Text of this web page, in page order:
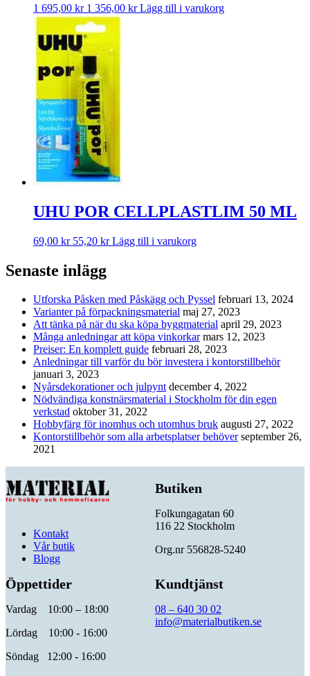
1 695,00 kr 1 356,00 kr Lägg till i varukorg
UHU POR CELLPLASTLIM 50 ML
69,00 kr 55,20 kr Lägg till i varukorg
Senaste inlägg
Utforska Påsken med Påskägg och Pyssel februari 13, 2024
Varianter på förpackningsmaterial maj 27, 2023
Att tänka på när du ska köpa byggmaterial april 29, 2023
Många anledningar att köpa vinkorkar mars 12, 2023
Preiser: En komplett guide februari 28, 2023
Anledningar till varför du bör investera i kontorstillbehör
januari 3, 2023
Nyårsdekorationer och julpynt december 4, 2022
Nödvändiga konstnärsmaterial i Stockholm för din egen
verkstad oktober 31, 2022
Hobbyfärg för inomhus och utomhus bruk augusti 27, 2022
Kontorstillbehör som alla arbetsplatser behöver september 26,
2021
Kontakt
Vår butik
Blogg
Butiken
Folkungagatan 60
116 22 Stockholm
Org.nr 556828-5240
Öppettider
Vardag 10:00 – 18:00
Lördag 10:00 - 16:00
Söndag 12:00 - 16:00
Kundtjänst
08 – 640 30 02
info@materialbutiken.se